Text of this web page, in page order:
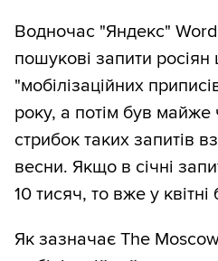
Водночас "Яндекс"
пошукові запити
"мобілізаційних
року, а потім був майже
стрибок таких запитів
весни. Якщо в січні
10 тисяч, то вже у
Як зазначає The